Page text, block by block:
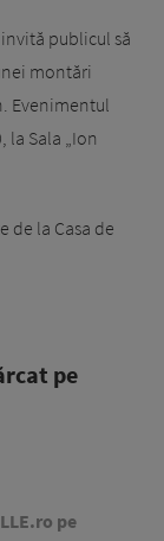
publicul să
montări
Evenimentul
la Sala „Ion
la Casa de
pe
pe